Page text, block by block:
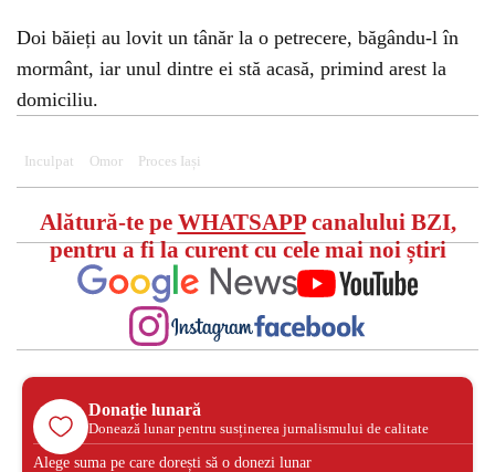
Doi băieți au lovit un tânăr la o petrecere, băgându-l în
mormânt, iar unul dintre ei stă acasă, primind arest la
domiciliu.
Inculpat Omor Proces Iași
Alătură-te pe WHATSAPPcanalului BZI,
pentru a fi la curent cu cele mai noi știri
Donație lunară
Donează lunar pentru susținerea jurnalismului de calitate
Alege suma pe care dorești să o donezi lunar